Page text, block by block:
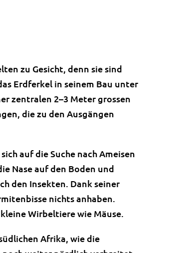
zu Gesicht, denn sie sind
Erdferkel in seinem Bau unter
zentralen 2–3 Meter grossen
die zu den Ausgängen
auf die Suche nach Ameisen
Nase auf den Boden und
den Insekten. Dank seiner
nichts anhaben.
Wirbeltiere wie Mäuse.
Afrika, wie die